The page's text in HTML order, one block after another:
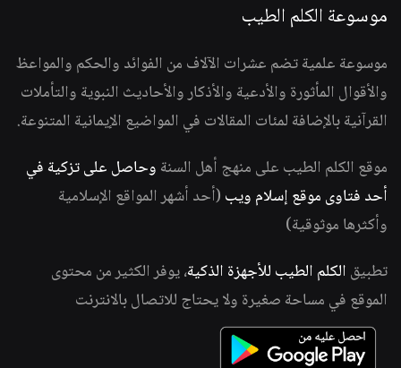
موسوعة الكلم الطيب
موسوعة علمية تضم عشرات الآلاف من الفوائد والحكم والمواعظ
والأقوال المأثورة والأدعية والأذكار والأحاديث النبوية والتأملات
القرآنية بالإضافة لمئات المقالات في المواضيع الإيمانية المتنوعة.
موقع الكلم الطيب على منهج أهل السنة وحاصل على تزكية في
أحد فتاوى موقع إسلام ويب (أحد أشهر المواقع الإسلامية
وأكثرها موثوقية)
تطبيق الكلم الطيب للأجهزة الذكية، يوفر الكثير من محتوى
الموقع في مساحة صغيرة ولا يحتاج للاتصال بالانترنت